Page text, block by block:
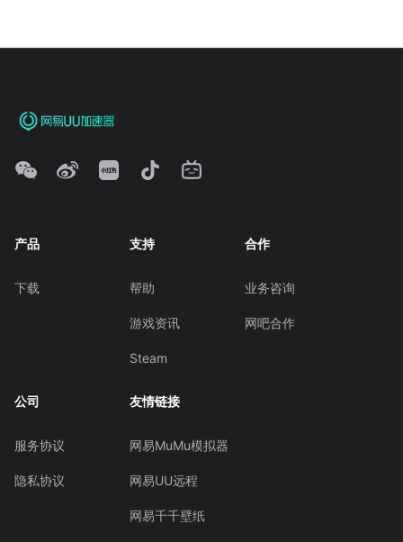
产品
下载
支持
帮助
游戏资讯
Steam
合作
业务咨询
网吧合作
公司
服务协议
隐私协议
友情链接
网易MuMu模拟器
网易UU远程
网易千千壁纸